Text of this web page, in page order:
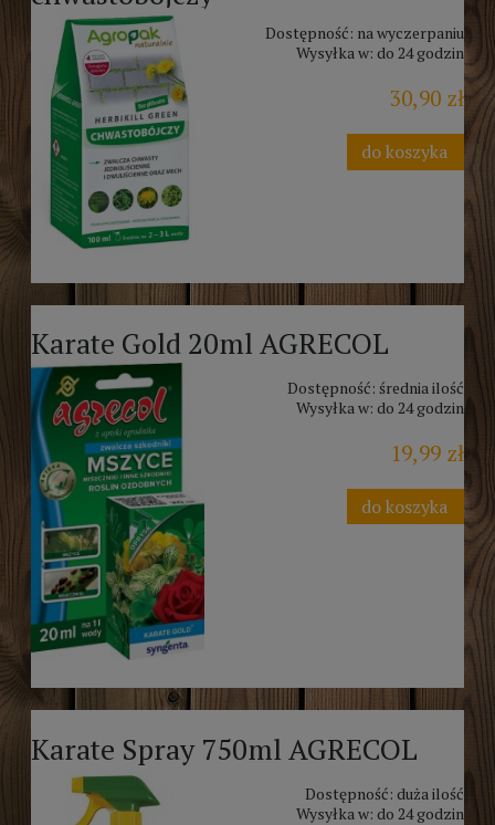
Dostępność: na wyczerpaniu
Wysyłka w: do 24 godzin
30,90 zł
do koszyka
Karate Gold 20ml AGRECOL
Dostępność: średnia ilość
Wysyłka w: do 24 godzin
19,99 zł
do koszyka
Karate Spray 750ml AGRECOL
Dostępność: duża ilość
Wysyłka w: do 24 godzin